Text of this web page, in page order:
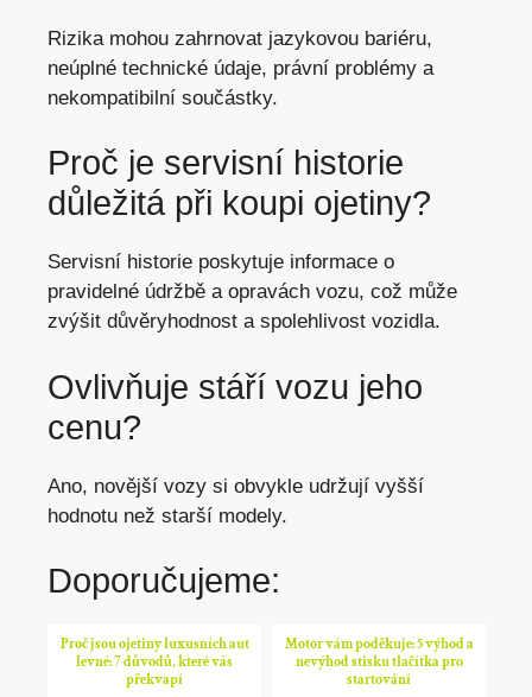
Rizika mohou zahrnovat jazykovou bariéru,
neúplné technické údaje, právní problémy a
nekompatibilní součástky.
Proč je servisní historie
důležitá při koupi ojetiny?
Servisní historie poskytuje informace o
pravidelné údržbě a opravách vozu, což může
zvýšit důvěryhodnost a spolehlivost vozidla.
Ovlivňuje stáří vozu jeho
cenu?
Ano, novější vozy si obvykle udržují vyšší
hodnotu než starší modely.
Doporučujeme:
Proč jsou ojetiny luxusních aut
levné: 7 důvodů, které vás
překvapí
Motor vám poděkuje: 5 výhod a
nevýhod stisku tlačítka pro
startování